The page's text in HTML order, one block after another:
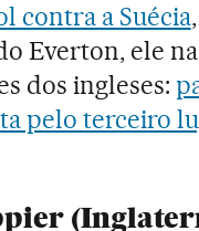
contra a Suécia
Everton, ele
dos ingleses:
pelo terceiro